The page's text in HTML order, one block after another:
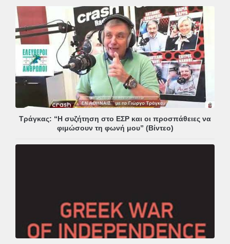
Τράγκας: “Η συζήτηση στο ΕΣΡ και οι προσπάθειες να
φιμώσουν τη φωνή μου” (Βίντεο)